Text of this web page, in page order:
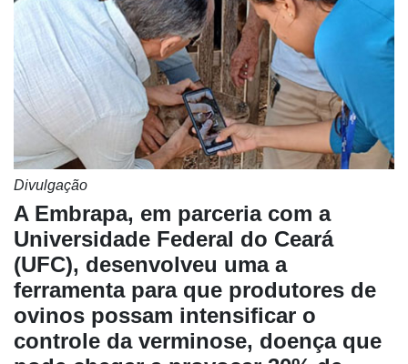
Divulgação
A Embrapa, em parceria com a
Universidade Federal do Ceará
(UFC), desenvolveu uma a
ferramenta para que produtores de
ovinos possam intensificar o
controle da verminose, doença que